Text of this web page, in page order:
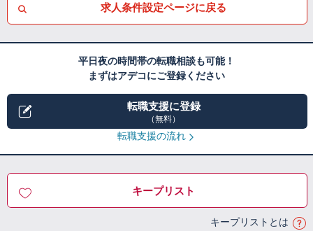
求人条件設定ページに戻る
平日夜の時間帯の転職相談も可能！
まずはアデコにご登録ください
転職支援に登録
（無料）
転職支援の流れ
キープリスト
キープリストとは